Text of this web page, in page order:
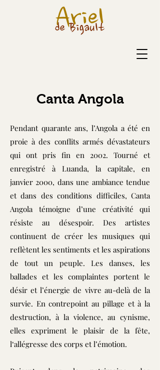
Canta Angola
Pendant quarante ans, l’Angola a été en
proie à des conflits armés dévastateurs
qui ont pris fin en 2002. Tourné et
enregistré à Luanda, la capitale, en
janvier 2000, dans une ambiance tendue
et dans des conditions difficiles, Canta
Angola témoigne d’une créativité qui
résiste au désespoir. Des artistes
continuent de créer les musiques qui
reflètent les sentiments et les aspirations
de tout un peuple. Les danses, les
ballades et les complaintes portent le
désir et l’énergie de vivre au-delà de la
survie. En contrepoint au pillage et à la
destruction, à la violence, au cynisme,
elles expriment le plaisir de la fête,
l‘allégresse des corps et l’émotion.